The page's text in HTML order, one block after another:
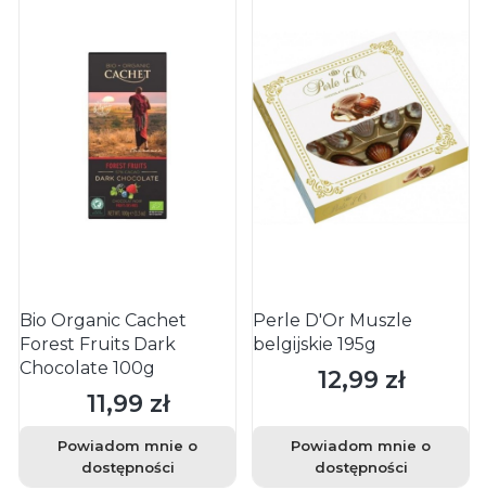
Bio Organic Cachet
Forest Fruits Dark
Chocolate 100g
Cena
11,99 zł
Powiadom mnie o
dostępności
Perle D'Or Muszle
belgijskie 195g
Cena
12,99 zł
Powiadom mnie o
dostępności